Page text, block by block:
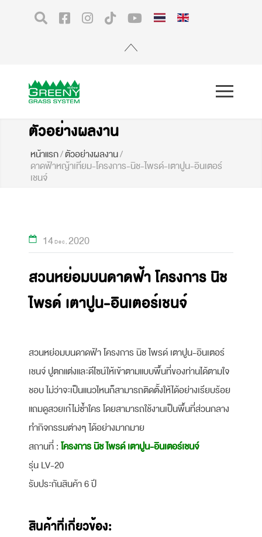
ตัวอย่างผลงาน
หน้าแรก/ตัวอย่างผลงาน/
ดาดฟ้าหญ้าเทียม-โครงการ-นิช-ไพรด์-เตาปูน-อินเตอร์
เชนจ์
14Dec 2020
สวนหย่อมบนดาดฟ้า โครงการ นิช
ไพรด์ เตาปูน-อินเตอร์เชนจ์
สวนหย่อมบนดาดฟ้า โครงการ นิช ไพรด์ เตาปูน-อินเตอร์
เชนจ์ ปูตกแต่งและดีไซน์ให้เข้าตามแบบพื้นที่ของท่านได้ตามใจ
ชอบ ไม่ว่าจะเป็นแนวไหนก็สามารถติดตั้งให้ได้อย่างเรียบร้อย
แถมดูสวยเก๋ไม่ซ้ำใคร โดยสามารถใช้งานเป็นพื้นที่ส่วนกลาง
ทำกิจกรรมต่างๆ ได้อย่างมากมาย
สถานที่ : โครงการ นิช ไพรด์ เตาปูน-อินเตอร์เชนจ์
รุ่น LV-20
รับประกันสินค้า 6 ปี
สินค้าที่เกี่ยวข้อง: